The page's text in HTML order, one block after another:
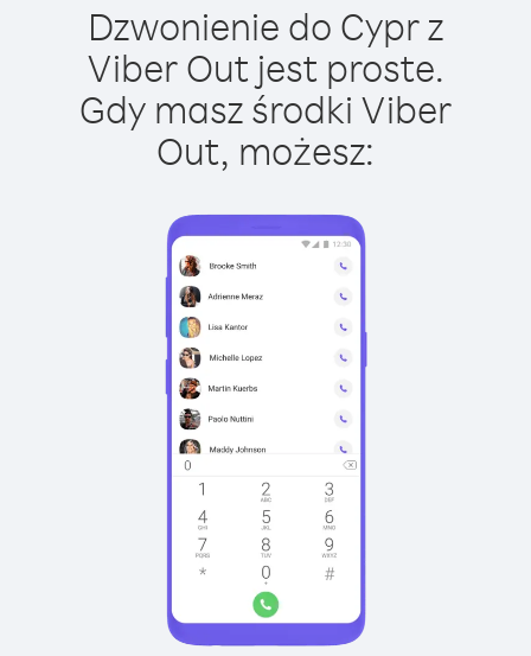
Dzwonienie do Cypr z
Viber Out jest proste.
Gdy masz środki Viber
Out, możesz: